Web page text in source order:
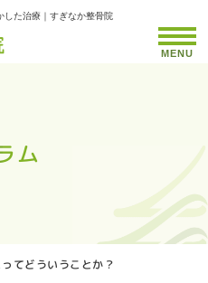
した治療｜すぎなか整骨院
ム
ム
ム
ム
ム
ム
ム
ム
ム
ム
ム
ム
ム
ム
ム
ム
ム
ム
ム
ム
ム
ム
ム
ム
ム
ム
MENU
てどういうことか？